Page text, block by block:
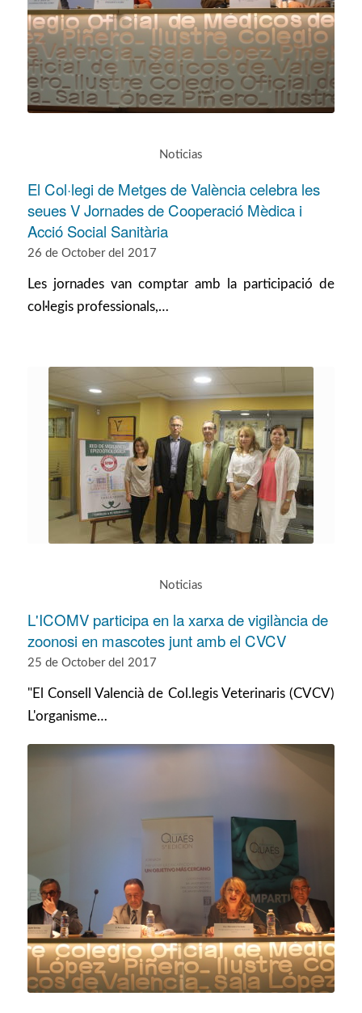
Noticias
El Col·legi de Metges de València celebra les
seues V Jornades de Cooperació Mèdica i
Acció Social Sanitària
26 de October del 2017
Les jornades van comptar amb la participació de
col·legis professionals,…
Noticias
L'ICOMV participa en la xarxa de vigilància de
zoonosi en mascotes junt amb el CVCV
25 de October del 2017
"El Consell Valencià de Col.legis Veterinaris (CVCV)
L'organisme…